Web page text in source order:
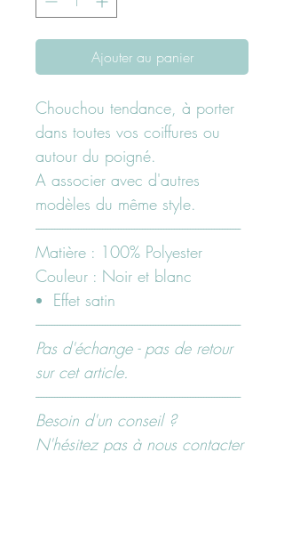
Ajouter au panier
Chouchou tendance, à porter
dans toutes vos coiffures ou
autour du poigné.
A associer avec d'autres
modèles du même style.
-----------------------------------------------------------------------------
Matière : 100% Polyester
Couleur : Noir et blanc
Effet satin
-----------------------------------------------------------------------------
Pas d'échange - pas de retour
sur cet article.
-----------------------------------------------------------------------------
Besoin d'un conseil ?
N'hésitez pas à nous contacter